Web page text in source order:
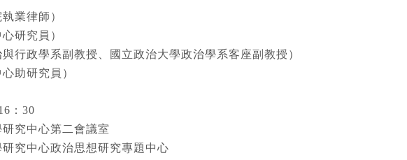
業律師）
研究員）
行政學系副教授、國立政治大學政治學系客座副教授）
助研究員）
： 30
究中心第二會議室
究中心政治思想研究專題中心